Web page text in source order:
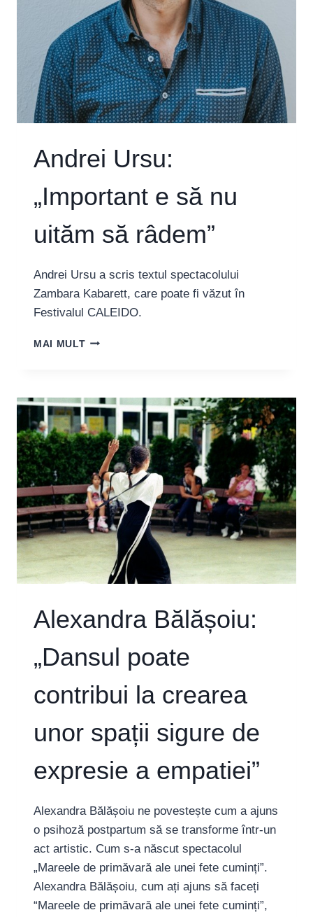
SUNT
ȘI
EU
BUN
LA
CEVA”
Andrei Ursu:
„Important e să nu
uităm să râdem”
Andrei Ursu a scris textul spectacolului
Zambara Kabarett, care poate fi văzut în
Festivalul CALEIDO.
MAI MULTANDREI
SĂ
NU
UITĂM
SĂ
RÂDEM”
Alexandra Bălășoiu:
„Dansul poate
contribui la crearea
unor spații sigure de
expresie a empatiei”
Alexandra Bălășoiu ne povestește cum a ajuns
o psihoză postpartum să se transforme într-un
act artistic. Cum s-a născut spectacolul
„Mareele de primăvară ale unei fete cuminți”.
Alexandra Bălășoiu, cum ați ajuns să faceți
“Mareele de primăvară ale unei fete cuminți”,